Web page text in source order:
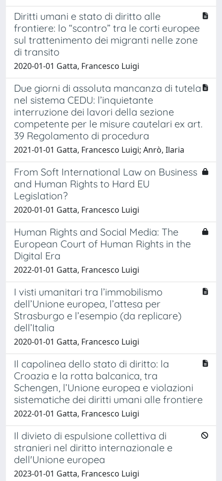
Diritti umani e stato di diritto alle
frontiere: lo “scontro” tra le corti europee
sul trattenimento dei migranti nelle zone
di transito
2020-01-01 Gatta, Francesco Luigi
Due giorni di assoluta mancanza di tutela
nel sistema CEDU: l’inquietante
interruzione dei lavori della sezione
competente per le misure cautelari ex art.
39 Regolamento di procedura
2021-01-01 Gatta, Francesco Luigi; Anrò, Ilaria
From Soft International Law on Business
and Human Rights to Hard EU
Legislation?
2020-01-01 Gatta, Francesco Luigi
Human Rights and Social Media: The
European Court of Human Rights in the
Digital Era
2022-01-01 Gatta, Francesco Luigi
I visti umanitari tra l’immobilismo
dell’Unione europea, l’attesa per
Strasburgo e l’esempio (da replicare)
dell’Italia
2020-01-01 Gatta, Francesco Luigi
Il capolinea dello stato di diritto: la
Croazia e la rotta balcanica, tra
Schengen, l’Unione europea e violazioni
sistematiche dei diritti umani alle frontiere
2022-01-01 Gatta, Francesco Luigi
Il divieto di espulsione collettiva di
stranieri nel diritto internazionale e
dell'Unione europea
2023-01-01 Gatta, Francesco Luigi